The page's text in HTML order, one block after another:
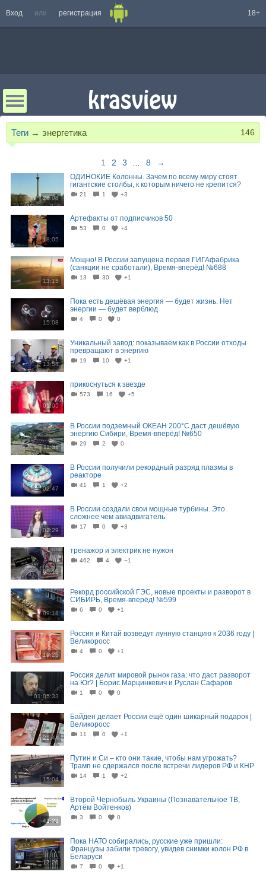
Вход или регистрация 18+
Теги → энергетика 146
1 2 3 8 →
28:08
ОДИНОКИЕ Колонны. Зачем по всему миру стоят
гигантские столбы, к которым ничего не крепится?
21 1 +3
18:05
Артефакты от подписчиков 50
53 0 +4
13:15
Мощно! В России запущена первая ГИГАфабрика
(санкции не сработали), Время-вперёд! №688
13 30 +1
15:08
Пока есть дешёвая энергия — будет жизнь. Нет
энергии — будет верблюд
4 0 0
13:54
Уникальный завод: показываем как в России отходы
превращают в энергию
19 10 +1
01:05
прикоснуться к звезде
573 16 +5
11:31
В России подземный ОКЕАН 200°C даст дешёвую
энергию Сибири, Время-вперёд! №650
29 2 0
02:47
В России получили рекордный разряд плазмы в
реакторе
41 1 +2
02:29
В России создали свои мощные турбины. Это
сложнее чем авиадвигатель
17 0 +3
00:15
тренажор и электрик не нужон
462 4 −1
09:18
Рекорд российской ГЭС, новые проекты и разворот в
СИБИРЬ, Время-вперёд! №599
6 0 +1
19:25
Россия и Китай возведут лунную станцию к 2036 году |
Великоросс
4 0 +1
01:05:33
Россия делит мировой рынок газа: что даст разворот
на Юг? | Борис Марцинкевич и Руслан Сафаров
1 0 0
21:44
Байден делает России ещё один шикарный подарок |
Великоросс
11 0 +1
15:04
Путин и Си – кто они такие, чтобы нам угрожать?
Трамп не сдержался после встречи лидеров РФ и КНР
14 1 +2
41:23
Второй Чернобыль Украины (Познавательное ТВ,
Артём Войтенков)
3 0 0
17:26
Пока НАТО собирались, русские уже пришли:
Французы забили тревогу, увидев снимки колон РФ в
Беларуси
7 0 +1